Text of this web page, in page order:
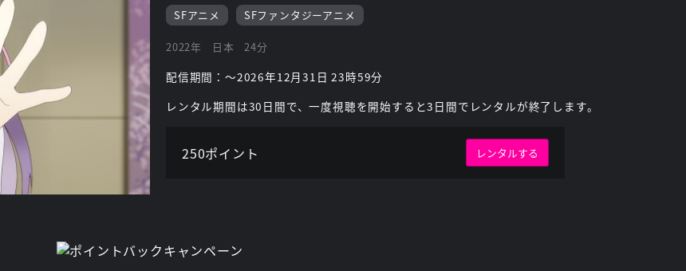
SFアニメ
SFファンタジーアニメ
2022年 日本 24分
配信期間：～2026年12月31日 23時59分
レンタル期間は30日間で、一度視聴を開始すると3日間でレンタルが終了します。
250ポイント レンタルする